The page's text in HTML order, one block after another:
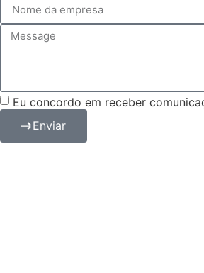
Eu concordo em receber
Enviar